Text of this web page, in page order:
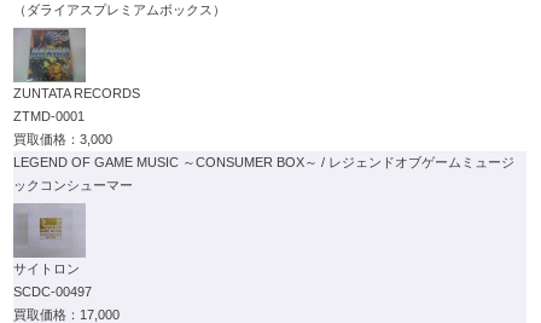
（ダライアスプレミアムボックス）
ZUNTATA RECORDS
ZTMD-0001
3,000
LEGEND OF GAME MUSIC ～CONSUMER BOX～ / レジェンドオブゲームミュージ
ックコンシューマー
サイトロン
SCDC-00497
17,000